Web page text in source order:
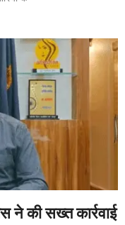
ने की सख्त कार्रवाई